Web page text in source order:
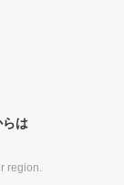
らは
region.